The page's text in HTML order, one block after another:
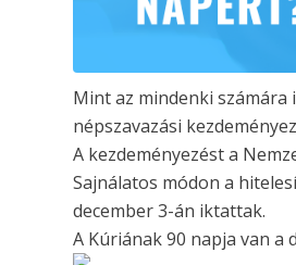
Mint az mindenki számára
népszavazási
A kezdeményezést a
Sajnálatos módon a
december 3-án iktattak.
A Kúriának 90 napja van a